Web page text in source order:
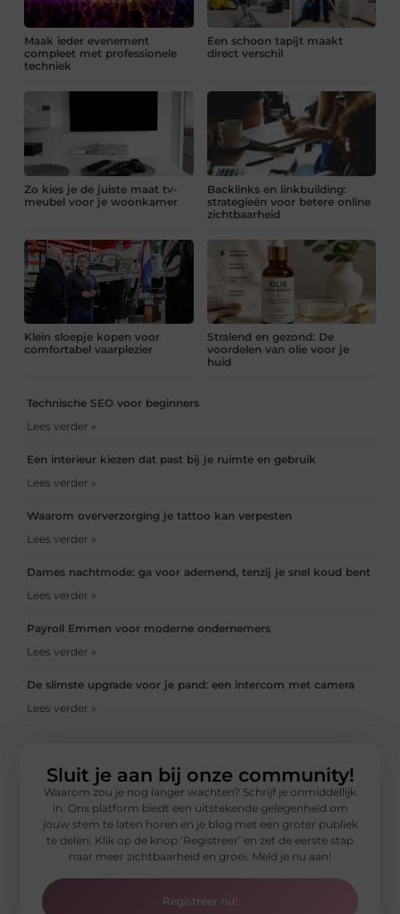
Maak ieder evenement
compleet met professionele
techniek
Een schoon tapijt maakt
direct verschil
Zo kies je de juiste maat tv-
meubel voor je woonkamer
Backlinks en linkbuilding:
strategieën voor betere online
zichtbaarheid
Klein sloepje kopen voor
comfortabel vaarplezier
Stralend en gezond: De
voordelen van olie voor je
huid
Technische SEO voor beginners
Lees verder »
Een interieur kiezen dat past bij je ruimte en gebruik
Lees verder »
Waarom oververzorging je tattoo kan verpesten
Lees verder »
Dames nachtmode: ga voor ademend, tenzij je snel koud bent
Lees verder »
Payroll Emmen voor moderne ondernemers
Lees verder »
De slimste upgrade voor je pand: een intercom met camera
Lees verder »
Sluit je aan bij onze community!
Waarom zou je nog langer wachten? Schrijf je onmiddellijk
in. Ons platform biedt een uitstekende gelegenheid om
jouw stem te laten horen en je blog met een groter publiek
te delen. Klik op de knop ‘Registreer’ en zet de eerste stap
naar meer zichtbaarheid en groei. Meld je nu aan!
Registreer nu!